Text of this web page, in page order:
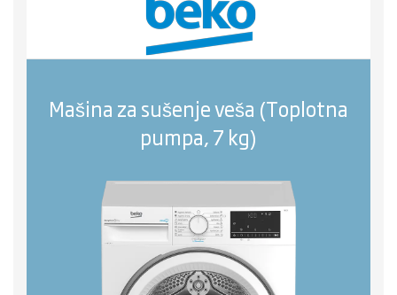
Mašina za sušenje veša (Toplotna
pumpa, 7 kg)